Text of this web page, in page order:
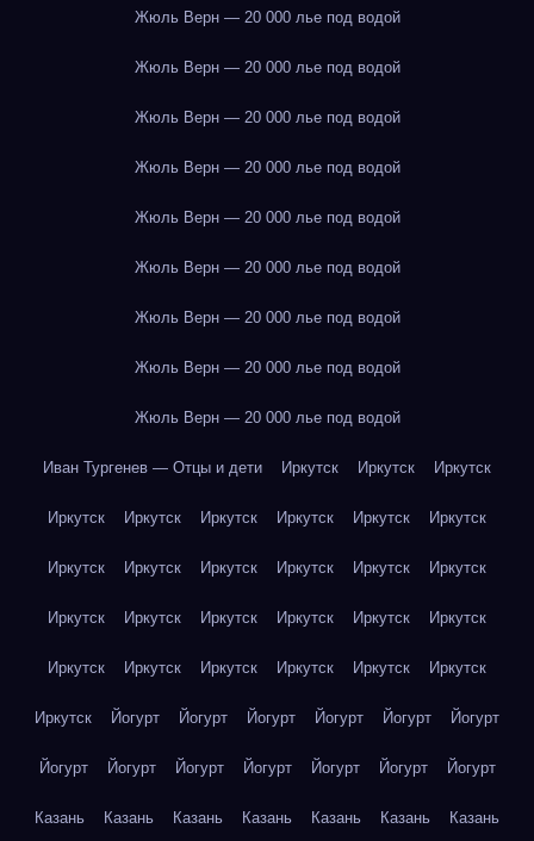
Жюль Верн — 20 000 лье под водой
Жюль Верн — 20 000 лье под водой
Жюль Верн — 20 000 лье под водой
Жюль Верн — 20 000 лье под водой
Жюль Верн — 20 000 лье под водой
Жюль Верн — 20 000 лье под водой
Жюль Верн — 20 000 лье под водой
Жюль Верн — 20 000 лье под водой
Жюль Верн — 20 000 лье под водой
Иван Тургенев — Отцы и дети Иркутск Иркутск Иркутск
Иркутск Иркутск Иркутск Иркутск Иркутск Иркутск
Иркутск Иркутск Иркутск Иркутск Иркутск Иркутск
Иркутск Иркутск Иркутск Иркутск Иркутск Иркутск
Иркутск Иркутск Иркутск Иркутск Иркутск Иркутск
Иркутск Йогурт Йогурт Йогурт Йогурт Йогурт Йогурт
Йогурт Йогурт Йогурт Йогурт Йогурт Йогурт Йогурт
Казань Казань Казань Казань Казань Казань Казань